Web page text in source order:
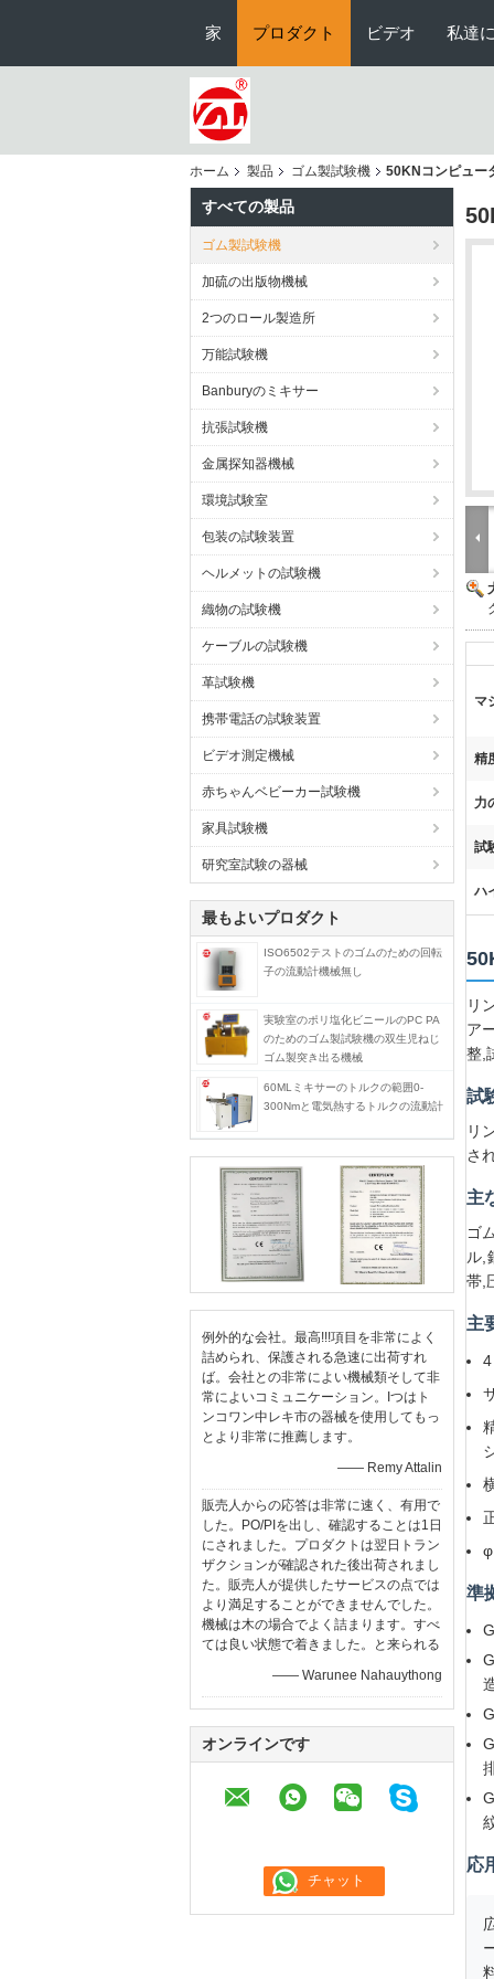
家 プロダクト ビデオ 私達
ホーム 製品 ゴム製試験機 50KNコンピュー
すべての製品
ゴム製試験機
加硫の出版物機械
2つのロール製造所
万能試験機
Banburyのミキサー
抗張試験機
金属探知器機械
環境試験室
包装の試験装置
ヘルメットの試験機
織物の試験機
ケーブルの試験機
革試験機
携帯電話の試験装置
ビデオ測定機械
赤ちゃんベビーカー試験機
家具試験機
研究室試験の器械
最もよいプロダクト
ISO6502テストのゴムのための回転
子の流動計機械無し
実験室のポリ塩化ビニールのPC PA
のためのゴム製試験機の双生児ねじ
ゴム製突き出る機械
60MLミキサーのトルクの範囲0-
300Nmと電気熱するトルクの流動計
例外的な会社。最高!!!項目を非常によく
詰められ、保護される急速に出荷すれ
ば。会社との非常によい機械類そして非
常によいコミュニケーション。Iつはト
ンコワン中レキ市の器械を使用してもっ
とより非常に推薦します。
—— Remy Attalin
販売人からの応答は非常に速く、有用で
した。PO/PIを出し、確認することは1日
にされました。プロダクトは翌日トラン
ザクションが確認された後出荷されまし
た。販売人が提供したサービスの点では
より満足することができませんでした。
機械は木の場合でよく詰まります。すべ
ては良い状態で着きました。と来られる
—— Warunee Nahauythong
オンラインです
マ
精
力
試
ハ
リ
ア
整,
試
リ
さ
主
ゴ
ル,
帯,
主
準
応